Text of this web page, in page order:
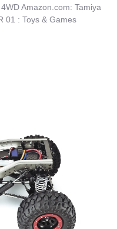
Amazon.com: Tamiya
01 : Toys & Games